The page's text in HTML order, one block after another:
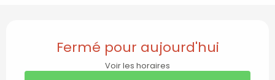
Ouverture et
Fermé pour aujourd'hui
Voir les horaires